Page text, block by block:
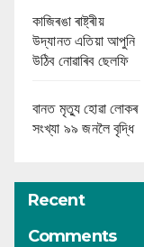
কাজিৰঙা ৰাষ্ট্ৰীয়
উদ্যানত এতিয়া আপুনি
উঠিব নোৱাৰিব ছেলফি
বানত মৃত্যু হোৱা লোকৰ
সংখ্যা ৯৯ জনলৈ বৃদ্ধি
Recent
Comments